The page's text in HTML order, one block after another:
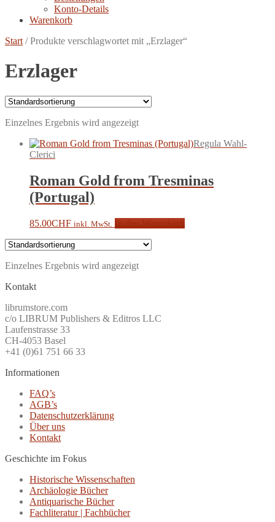
Konto-Details
Warenkorb
Start /Produkte verschlagwortet mit „Erzlager“
Erzlager
Einzelnes Ergebnis wird angezeigt
Regula Wahl-
Clerici
Roman Gold from Tresminas
(Portugal)
85.00CHF inkl. MwSt.
Einzelnes Ergebnis wird angezeigt
Kontakt
librumstore.com
c/o LIBRUM Publishers & Editros LLC
Laufenstrasse 33
CH-4053 Basel
+41 (0)61 751 66 33
Informationen
FAQ’s
AGB’s
Datenschutzerklärung
Über uns
Kontakt
Geschichte im Fokus
Historische Wissenschaften
Archäologie Bücher
Antiquarische Bücher
Fachliteratur | Fachbücher